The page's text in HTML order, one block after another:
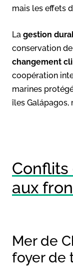
mais les effets
La gestion
conservation
changement
coopération
marines
îles Galápagos,
aux
Mer de
foyer de